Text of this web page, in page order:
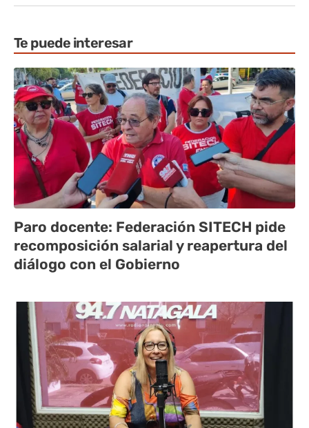
Te puede interesar
Paro docente: Federación SITECH pide
recomposición salarial y reapertura del
diálogo con el Gobierno